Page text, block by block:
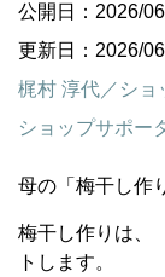
公開日：2026/
更新日：2026/
梶村 淳代／ショ
ショップサポー
母の「梅干し作
梅干し作りは、
トします。